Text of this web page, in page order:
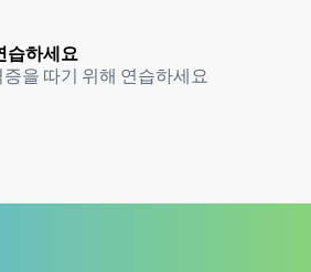
습하세요
을 따기 위해 연습하세요